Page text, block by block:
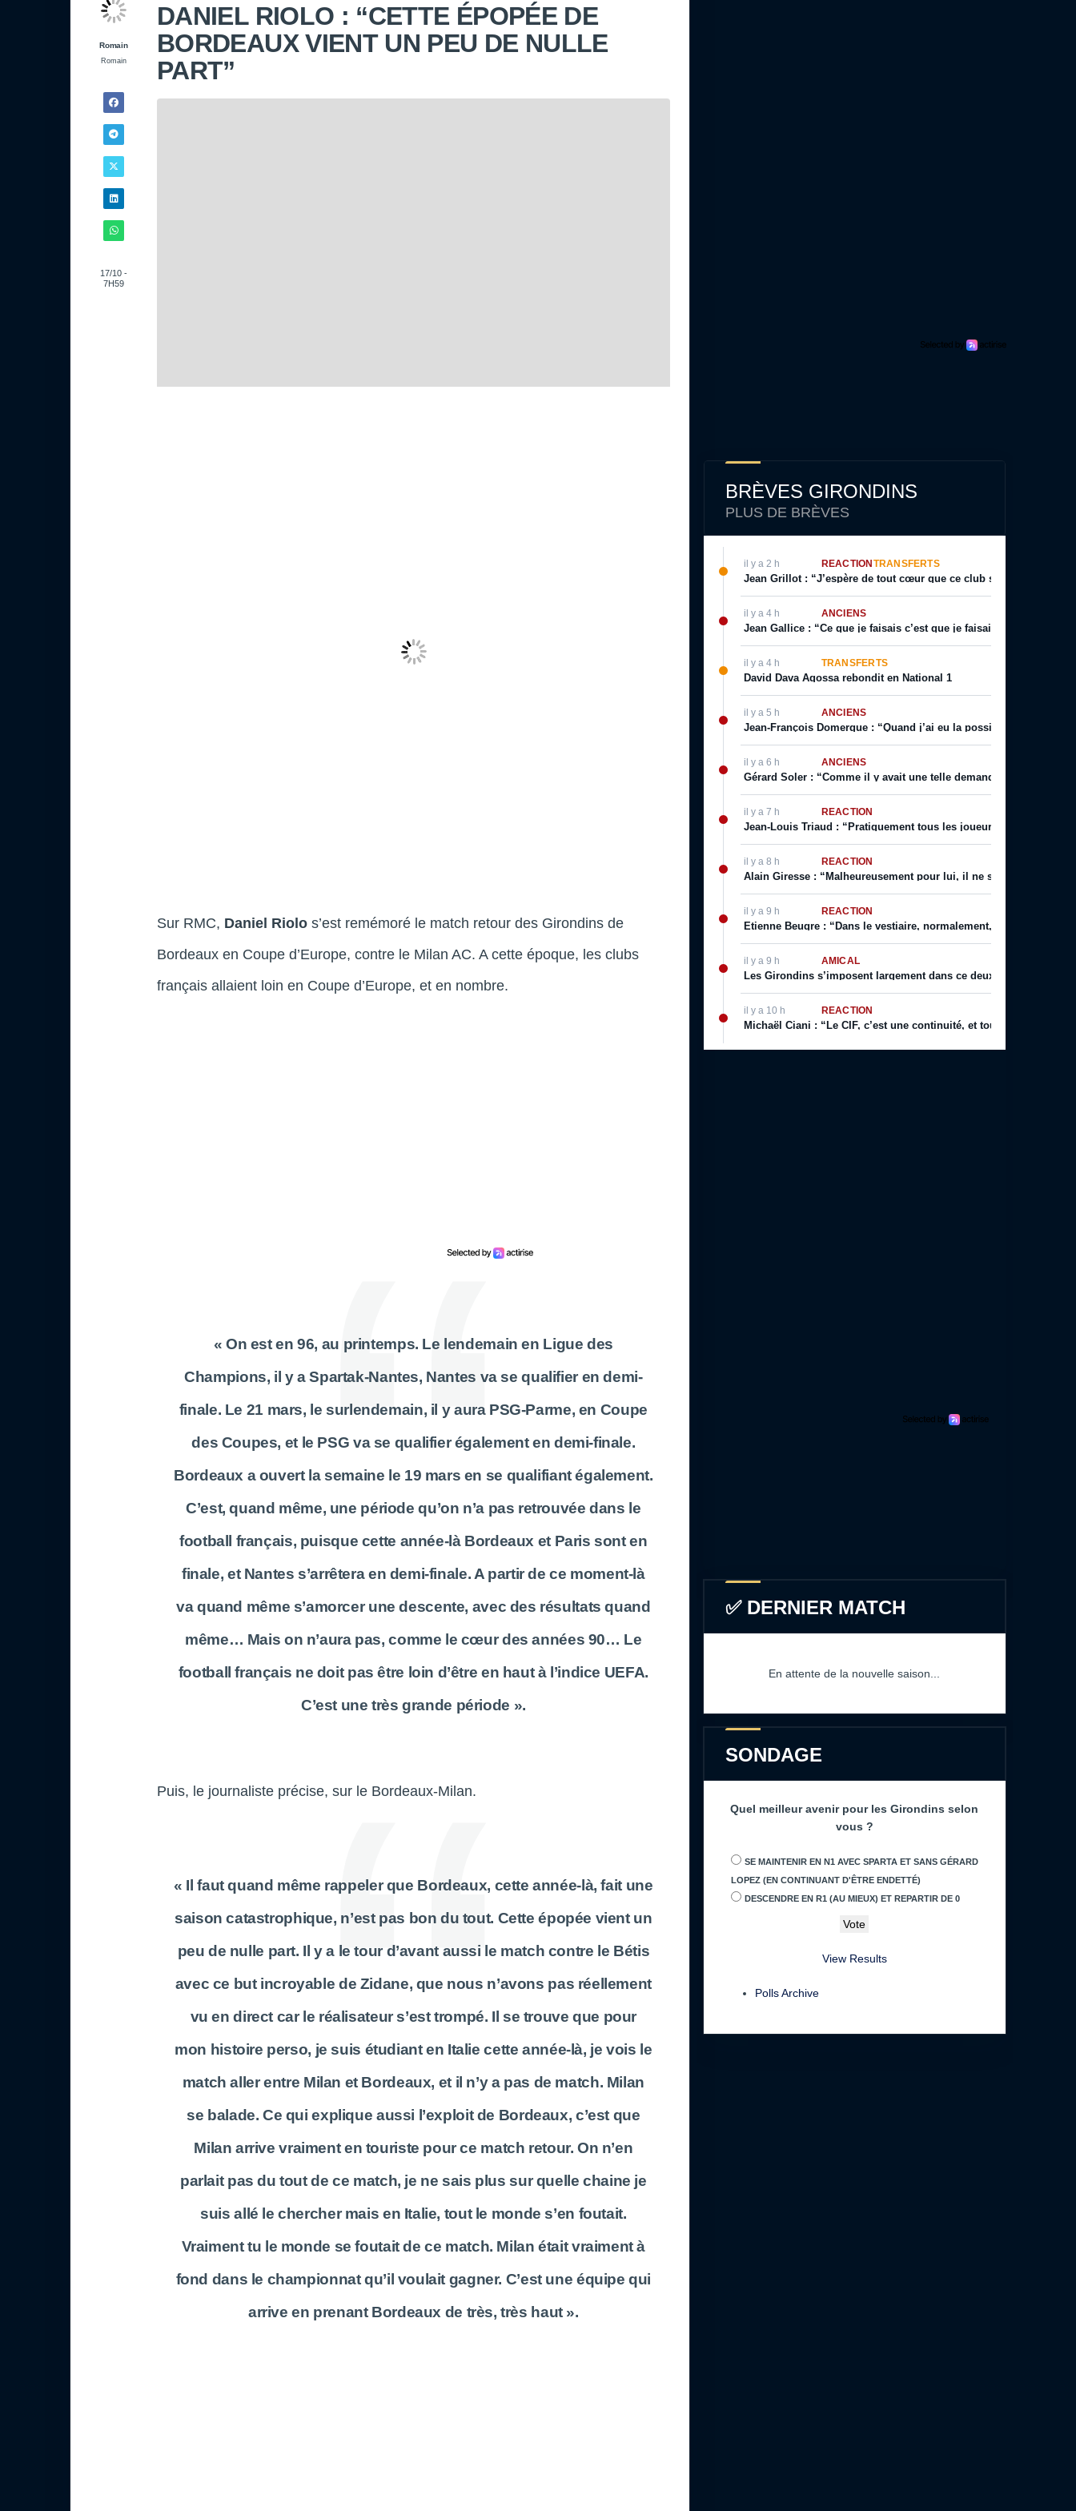
Romain
Romain
17/10 -
7H59
DANIEL RIOLO : “CETTE ÉPOPÉE DE
BORDEAUX VIENT UN PEU DE NULLE
PART”
Sur RMC, Daniel Riolo s’est remémoré le match retour des Girondins de
Bordeaux en Coupe d’Europe, contre le Milan AC. A cette époque, les clubs
français allaient loin en Coupe d’Europe, et en nombre.
« On est en 96, au printemps. Le lendemain en Ligue des
Champions, il y a Spartak-Nantes, Nantes va se qualifier en demi-
finale. Le 21 mars, le surlendemain, il y aura PSG-Parme, en Coupe
des Coupes, et le PSG va se qualifier également en demi-finale.
Bordeaux a ouvert la semaine le 19 mars en se qualifiant également.
C’est, quand même, une période qu’on n’a pas retrouvée dans le
football français, puisque cette année-là Bordeaux et Paris sont en
finale, et Nantes s’arrêtera en demi-finale. A partir de ce moment-là
va quand même s’amorcer une descente, avec des résultats quand
même… Mais on n’aura pas, comme le cœur des années 90… Le
football français ne doit pas être loin d’être en haut à l’indice UEFA.
C’est une très grande période ».
Puis, le journaliste précise, sur le Bordeaux-Milan.
« Il faut quand même rappeler que Bordeaux, cette année-là, fait une
saison catastrophique, n’est pas bon du tout. Cette épopée vient un
peu de nulle part. Il y a le tour d’avant aussi le match contre le Bétis
avec ce but incroyable de Zidane, que nous n’avons pas réellement
vu en direct car le réalisateur s’est trompé. Il se trouve que pour
mon histoire perso, je suis étudiant en Italie cette année-là, je vois le
match aller entre Milan et Bordeaux, et il n’y a pas de match. Milan
se balade. Ce qui explique aussi l’exploit de Bordeaux, c’est que
Milan arrive vraiment en touriste pour ce match retour. On n’en
parlait pas du tout de ce match, je ne sais plus sur quelle chaine je
suis allé le chercher mais en Italie, tout le monde s’en foutait.
Vraiment tu le monde se foutait de ce match. Milan était vraiment à
fond dans le championnat qu’il voulait gagner. C’est une équipe qui
arrive en prenant Bordeaux de très, très haut ».
BRÈVES GIRONDINS
PLUS DE BRÈVES
il y a 2 h RÉACTION TRANSFERTS
Jean Grillot : “J’espère de tout cœur que ce club se relèvera”
il y a 4 h ANCIENS
Jean Gallice : “Ce que je faisais c’est que je faisais visiter le
il y a 4 h TRANSFERTS
David Dava Agossa rebondit en National 1
il y a 5 h ANCIENS
Jean-François Domergue : “Quand j’ai eu la possibilité d’avoir
il y a 6 h ANCIENS
Gérard Soler : “Comme il y avait une telle demande, on m’a
il y a 7 h RÉACTION
Jean-Louis Triaud : “Pratiquement tous les joueurs qui sont
il y a 8 h RÉACTION
Alain Giresse : “Malheureusement pour lui, il ne s’en est jamais
il y a 9 h RÉACTION
Etienne Beugre : “Dans le vestiaire, normalement, chaque
il y a 9 h AMICAL
Les Girondins s’imposent largement dans ce deuxième match de
il y a 10 h RÉACTION
Michaël Ciani : “Le CIF, c’est une continuité, et toujours cette
✅ DERNIER MATCH
En attente de la nouvelle saison...
SONDAGE
Quel meilleur avenir pour les Girondins selon
vous ?
SE MAINTENIR EN N1 AVEC SPARTA ET SANS GÉRARD
LOPEZ (EN CONTINUANT D'ÊTRE ENDETTÉ)
DESCENDRE EN R1 (AU MIEUX) ET REPARTIR DE 0
View Results
Polls Archive